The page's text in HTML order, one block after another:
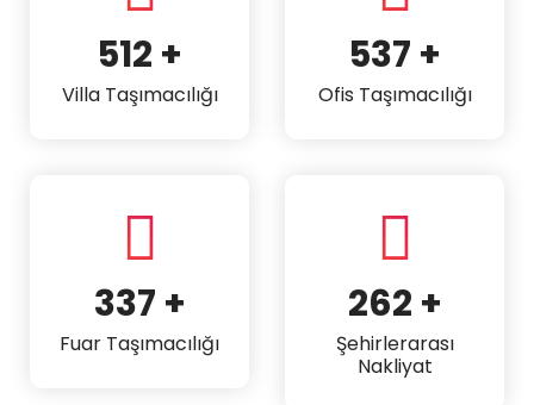
1308+
Villa Taşımacılığı
1373 +
Ofis Taşımacılığı
862 +
Fuar Taşımacılığı
669 +
Şehirlerarası
Nakliyat